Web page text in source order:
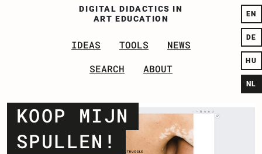
DIGITALDIDACTICS IN
ART EDUCATION
EN
DE
HU
NL
IDEAS TOOLS
NEWS
SEARCH ABOUT
KOOP MIJN
SPULLEN!